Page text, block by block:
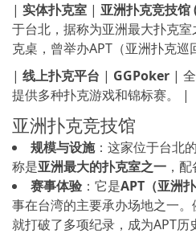
| 实体扑克室 | 亚洲扑克竞技
于台北，据称为亚洲最大扑克
克桌，曾举办APT（亚洲扑克
| 线上扑克平台 | GGPoker |
提供多种扑克游戏和锦标赛。 |
亚洲扑克竞技馆
规模与设施：这家位于台北
称是亚洲最大的扑克室之一 ，
赛事体验 ：它是APT（亚洲
事在台湾的主要承办场地之一
就打破了多项纪录，成为APT